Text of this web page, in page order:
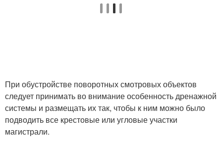
При обустройстве поворотных смотровых объектов
следует принимать во внимание особенность дренажной
системы и размещать их так, чтобы к ним можно было
подводить все крестовые или угловые участки
магистрали.